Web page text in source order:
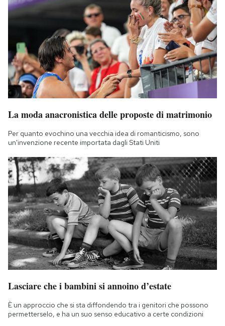
La moda anacronistica delle proposte di matrimonio
Per quanto evochino una vecchia idea di romanticismo, sono
un'invenzione recente importata dagli Stati Uniti
Lasciare che i bambini si annoino d’estate
È un approccio che si sta diffondendo tra i genitori che possono
permetterselo, e ha un suo senso educativo a certe condizioni